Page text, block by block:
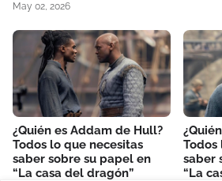
May 02, 2026
¿Quién es Addam de Hull?
Todos lo que necesitas
saber sobre su papel en
“La casa del dragón”
Todos
saber
“La